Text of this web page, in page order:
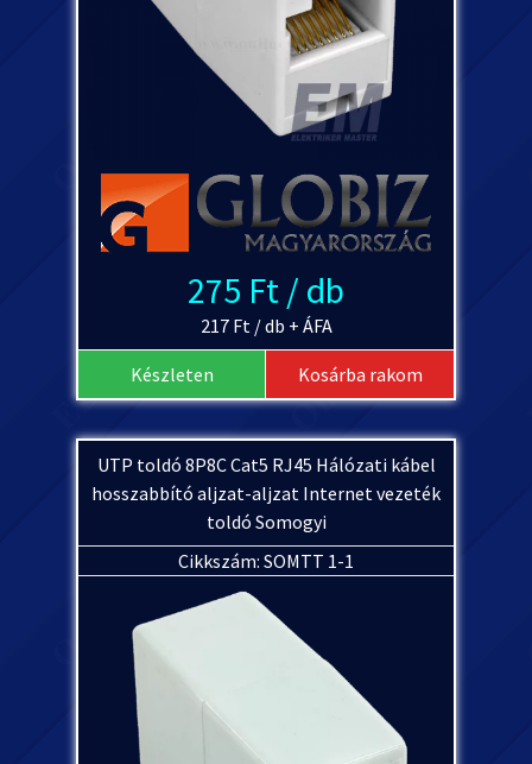
275 Ft / db
217 Ft / db + ÁFA
Készleten Kosárba rakom
UTP toldó 8P8C Cat5 RJ45 Hálózati kábel
hosszabbító aljzat-aljzat Internet vezeték
toldó Somogyi
Cikkszám: SOMTT 1-1